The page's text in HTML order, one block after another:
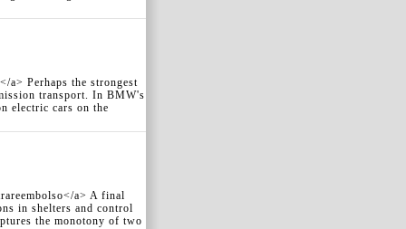
a> Perhaps the strongest
transport. In BMW's
electric cars on the
a> A final
in shelters and control
the monotony of two